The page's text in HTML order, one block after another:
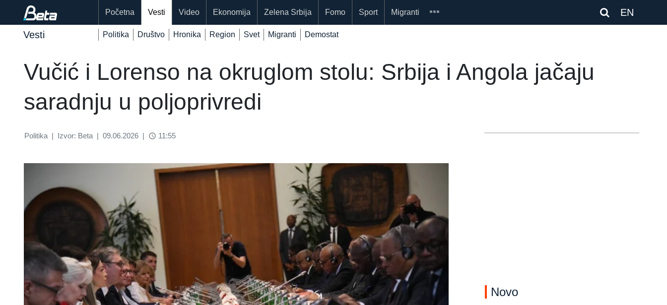
EN
Početna Vesti Video Ekonomija Zelena Srbija Fomo Sport Migranti
Vesti Politika Društvo Hronika Region Svet Migranti Demostat
Vučić i Lorenso na okruglom stolu: Srbija i Angola jačaju
saradnju u poljoprivredi
Politika | Izvor: Beta | 09.06.2026 | access_time 11:55
Novo